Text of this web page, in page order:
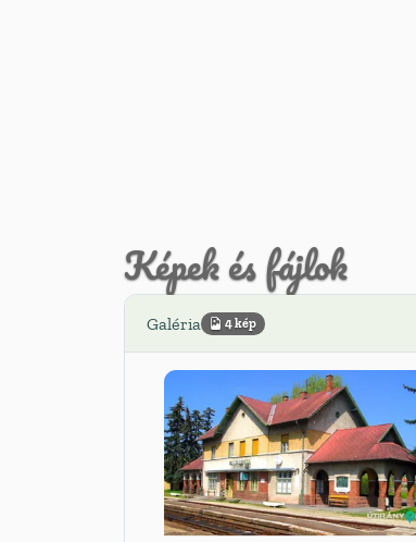
Képek és fájlok
Galéria 4 kép